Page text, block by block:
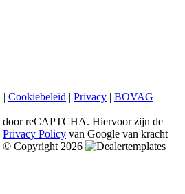
| Cookiebeleid | Privacy | BOVAG
door reCAPTCHA. Hiervoor zijn de
Privacy Policy van Google van kracht
© Copyright 2026